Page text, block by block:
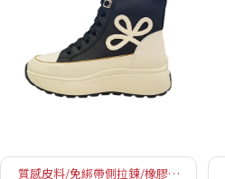
質感皮料/免綁帶側拉鍊/橡膠顆